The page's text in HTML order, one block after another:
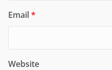
Email*
Website